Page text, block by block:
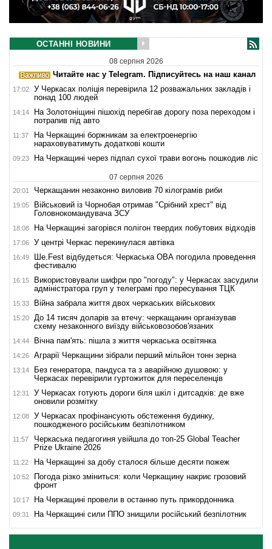
ОСТАННІ НОВИНИ
08 серпня 2026
Читайте нас у Telegram. Підписуйтесь на наш канал
17:02
У Черкасах поліція перевірила 12 розважальних закладів і
понад 100 людей
14:14
На Золотоніщині пішохід перебігав дорогу поза переходом і
потрапив під авто
11:37
На Черкащині боржникам за електроенергію
нараховуватимуть додаткові кошти
09:23 На Черкащині через підпал сухої трави вогонь пошкодив ліс
07 серпня 2026
20:01 Черкащанин незаконно виловив 70 кілограмів риби
19:05
Військовий із Чорнобая отримав "Срібний хрест" від
Головнокомандувача ЗСУ
18:08 На Черкащині загорівся полігон твердих побутових відходів
17:06 У центрі Черкас перекинулася автівка
16:49
Ше.Fest відбудеться: Черкаська ОВА погодила проведення
фестивалю
16:15
Використовували шифри про "погоду": у Черкасах засудили
адміністратора груп у телеграмі про пересування ТЦК
15:33 Війна забрала життя двох черкаських військових
15:20
До 14 тисяч доларів за втечу: черкащанин організував
схему незаконного виїзду військовозобов'язаних
14:44 Вічна пам'ять: пішла з життя черкаська освітянка
14:26 Аграрії Черкащини зібрали перший мільйон тонн зерна
13:14
Без генератора, пандуса та з аварійною душовою: у
Черкасах перевірили гуртожиток для переселенців
12:31
У Черкасах готують дороги біля шкіл і дитсадків: де вже
оновили розмітку
12:08
У Черкасах профінансують обстеження будинку,
пошкодженого російським безпілотником
11:57
Черкаська педагогиня увійшла до топ-25 Global Teacher
Prize Ukraine 2026
11:22 На Черкащині за добу сталося більше десяти пожеж
10:52
Погода різко зміниться: коли Черкащину накриє грозовий
фронт
10:17 На Черкащині провели в останню путь прикордонника
09:31 На Черкащині сили ППО знищили російський безпілотник